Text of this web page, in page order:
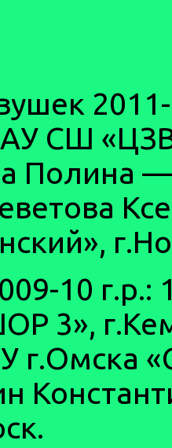
СШ
Полина
10
3»,
г.Омска